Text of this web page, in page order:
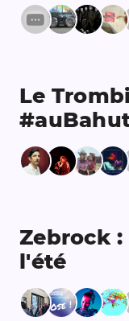
+
Le
#auBahut
Zebrock
l'été